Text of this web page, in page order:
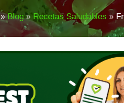
»Blog»Recetas Saludables »